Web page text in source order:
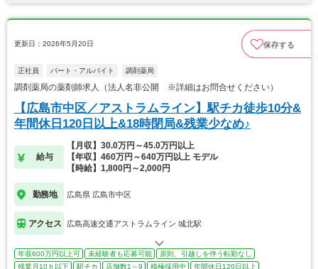
更新日：2026年5月20日 保存する
正社員 パート・アルバイト 調剤薬局
調剤薬局の薬剤師求人（法人名非公開 ※詳細はお問合せください）
【広島市中区／アストラムライン】駅チカ徒歩10分&
年間休日120日以上&18時閉局&残業少なめ♪
給与
【月収】30.0万円～45.0万円以上
【年収】460万円～640万円以上 モデル
【時給】1,800円～2,000円
勤務地 広島県 広島市中区
アクセス 広島高速交通アストラムライン 城北駅
年収600万円以上可 未経験者も応募可能
原則、引越しを伴う転勤なし
残業月10ｈ以下
駅チカ 店舗数1～9 積極採用中 年間休日120日以上